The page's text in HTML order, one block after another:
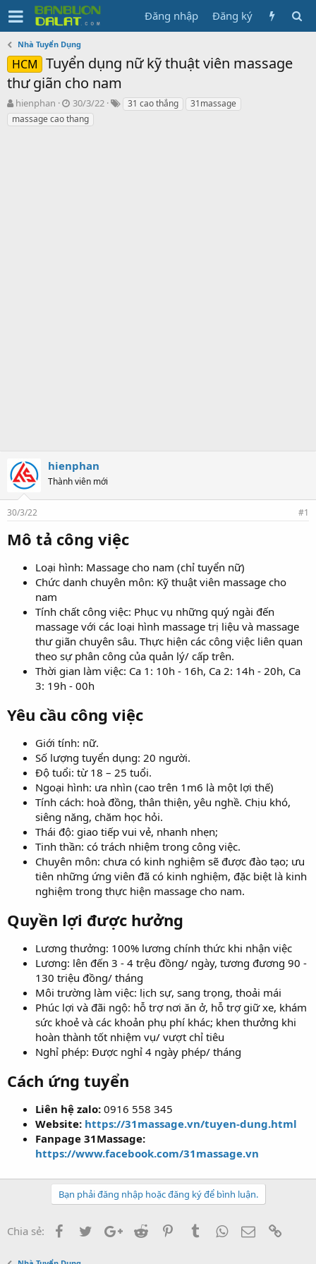
Đăng nhập Đăng ký
Nhà Tuyển Dụng
HCM Tuyển dụng nữ kỹ thuật viên massage
thư giãn cho nam
N
g
ư
hienphan
N
g
à
30/3/22
T31 cao thắng
31massage
massage cao thang
hienphan
Thành viên mới
30/3/22 #1
Mô tả công việc
Loại hình: Massage cho nam (chỉ tuyển nữ)
Chức danh chuyên môn: Kỹ thuật viên massage cho
nam
Tính chất công việc: Phục vụ những quý ngài đến
massage với các loại hình massage trị liệu và massage
thư giãn chuyên sâu. Thực hiện các công việc liên quan
theo sự phân công của quản lý/ cấp trên.
Thời gian làm việc: Ca 1: 10h - 16h, Ca 2: 14h - 20h, Ca
3: 19h - 00h
Yêu cầu công việc
Giới tính: nữ.
Số lượng tuyển dụng: 20 người.
Độ tuổi: từ 18 – 25 tuổi.
Ngoại hình: ưa nhìn (cao trên 1m6 là một lợi thế)
Tính cách: hoà đồng, thân thiện, yêu nghề. Chịu khó,
siêng năng, chăm học hỏi.
Thái độ: giao tiếp vui vẻ, nhanh nhẹn;
Tinh thần: có trách nhiệm trong công việc.
Chuyên môn: chưa có kinh nghiệm sẽ được đào tạo; ưu
tiên những ứng viên đã có kinh nghiệm, đặc biệt là kinh
nghiệm trong thực hiện massage cho nam.
Quyền lợi được hưởng
Lương thưởng: 100% lương chính thức khi nhận việc
Lương: lên đến 3 - 4 trệu đồng/ ngày, tương đương 90 -
130 triệu đồng/ tháng
Môi trường làm việc: lịch sự, sang trọng, thoải mái
Phúc lợi và đãi ngộ: hỗ trợ nơi ăn ở, hỗ trợ giữ xe, khám
sức khoẻ và các khoản phụ phí khác; khen thưởng khi
hoàn thành tốt nhiệm vụ/ vượt chỉ tiêu
Nghỉ phép: Được nghỉ 4 ngày phép/ tháng
Cách ứng tuyển
Liên hệ zalo: 0916 558 345
Website: https://31massage.vn/tuyen-dung.html
Fanpage 31Massage:
https://www.facebook.com/31massage.vn
Bạn phải đăng nhập hoặc đăng ký để bình luận.
Chia sẻ: FacebookTwitterGoogle+
Reddit PinterestTumblrWhatsApp
Email